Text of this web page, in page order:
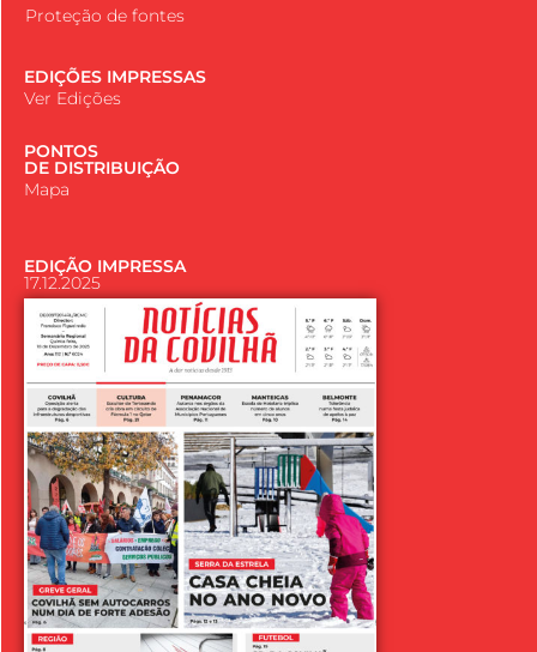
Proteção de fontes
EDIÇÕES IMPRESSAS
Ver Edições
PONTOS
DE DISTRIBUIÇÃO
Mapa
EDIÇÃO IMPRESSA
17.12.2025